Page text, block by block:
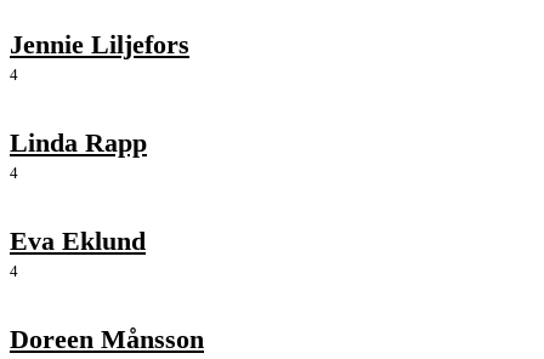
Jennie Liljefors
4
Linda Rapp
4
Eva Eklund
4
Doreen Månsson